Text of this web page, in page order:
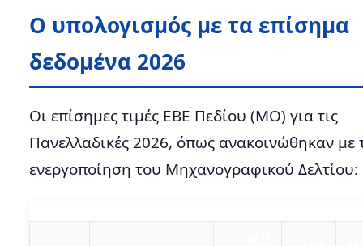
Ο υπολογισμός με τα επίσημα
δεδομένα 2026
Οι επίσημες τιμές ΕΒΕ Πεδίου (ΜΟ) για τις
Πανελλαδικές 2026, όπως ανακοινώθηκαν με
ενεργοποίηση του Μηχανογραφικού Δελτίου: